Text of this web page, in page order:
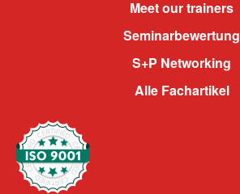
Meet our trainers
Seminarbewertung
S+P Networking
Alle Fachartikel